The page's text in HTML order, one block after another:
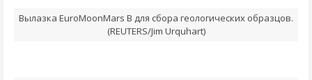
Вылазка EuroMoonMars B для сбора геологических образцов.
(REUTERS/Jim Urquhart)